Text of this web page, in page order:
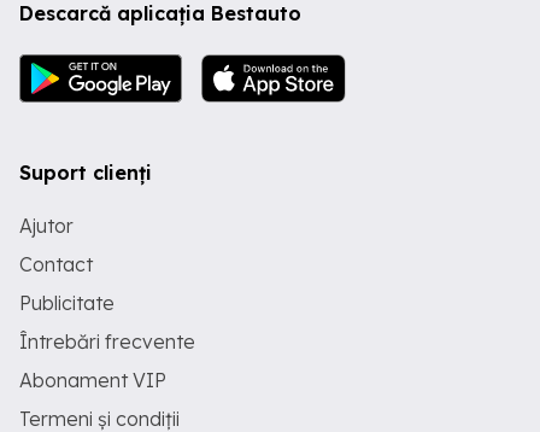
Descarcă aplicația Bestauto
Suport clienți
Ajutor
Contact
Publicitate
Întrebări frecvente
Abonament VIP
Termeni și condiții